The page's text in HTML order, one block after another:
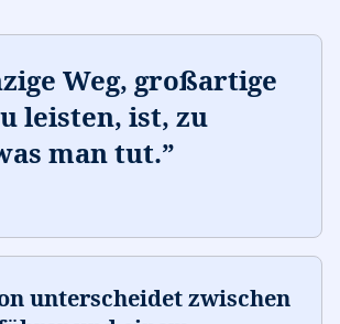
Weg, großartige
leisten, ist, zu
man tut.”
unterscheidet zwischen